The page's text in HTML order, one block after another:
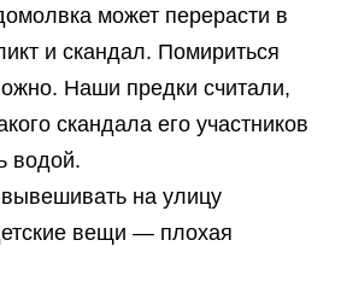
может перерасти в
и скандал. Помириться
Наши предки считали,
скандала его участников
водой.
на улицу
вещи — плохая